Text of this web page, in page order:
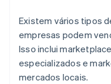
Existem vários tipos
empresas podem
Isso inclui
especializados e
mercados locais.